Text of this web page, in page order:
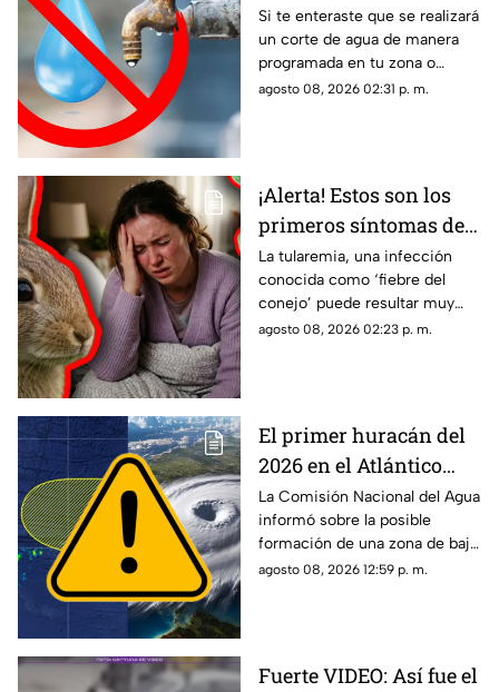
programado? Esto
puedes hacer ante la
suspensión del servicio
Si te enteraste que se realizará
un corte de agua de manera
programada en tu zona o
simplemente de quedaste sin
agosto 08, 2026 02:31 p. m.
¡Alerta! Estos son los
primeros síntomas de
la ‘fiebre del conejo’ y lo
que debes saber sobre
el contagio de
tularemia
La tularemia, una infección
conocida como ‘fiebre del
conejo’ puede resultar muy
grave y aquí te compartimos
agosto 08, 2026 02:23 p. m.
El primer huracán del
2026 en el Atlántico
podría formarse en 7
días: ¿Cuál es la
probabilidad de
desarrollo ciclónico?
La Comisión Nacional del Agua
informó sobre la posible
formación de una zona de baja
presión en el Atlántico, misma
agosto 08, 2026 12:59 p. m.
Fuerte VIDEO: Así fue el